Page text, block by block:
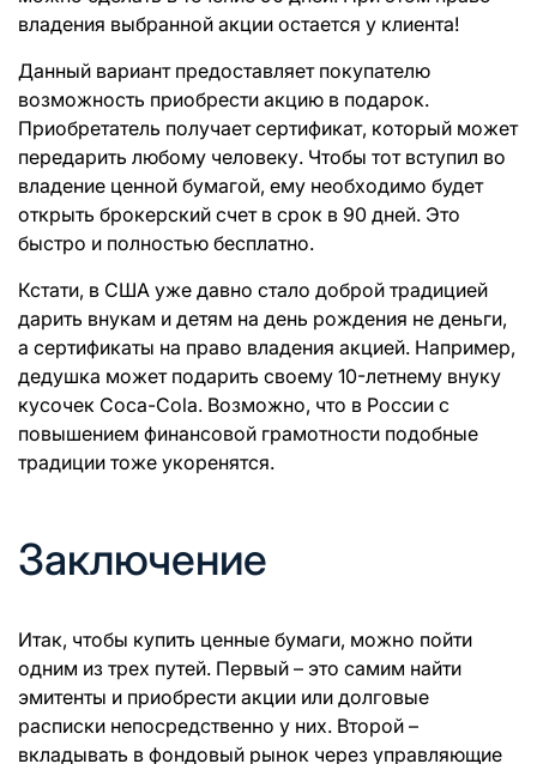
владения выбранной акции остается у клиента!
Данный вариант предоставляет покупателю
возможность приобрести акцию в подарок.
Приобретатель получает сертификат, который может
передарить любому человеку. Чтобы тот вступил во
владение ценной бумагой, ему необходимо будет
открыть брокерский счет в срок в 90 дней. Это
быстро и полностью бесплатно.
Кстати, в США уже давно стало доброй традицией
дарить внукам и детям на день рождения не деньги,
а сертификаты на право владения акцией. Например,
дедушка может подарить своему 10-летнему внуку
кусочек Coca-Cola. Возможно, что в России с
повышением финансовой грамотности подобные
традиции тоже укоренятся.
Заключение
Итак, чтобы купить ценные бумаги, можно пойти
одним из трех путей. Первый – это самим найти
эмитенты и приобрести акции или долговые
расписки непосредственно у них. Второй –
вкладывать в фондовый рынок через управляющие